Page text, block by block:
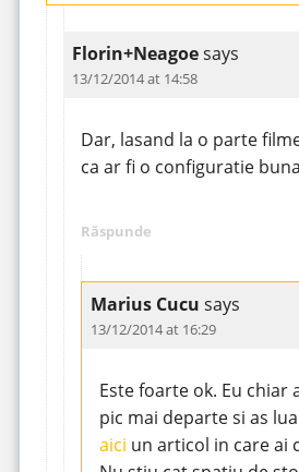
Florin+Neagoesays
13/12/2014 at 14:58
Dar, lasand la o parte
ca ar fi o configuratie
Răspunde
Marius Cucu says
13/12/2014 at 16:29
Este foarte ok. Eu chiar
pic mai departe si as
aici un articol in care ai